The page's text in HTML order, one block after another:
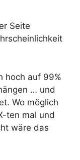
Seite
hoch auf 99%
… und
Wo möglich
ten mal und
wäre das